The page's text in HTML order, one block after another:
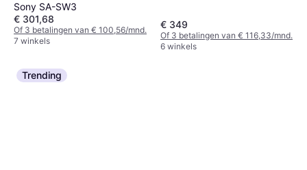
Sony SA-SW3
€ 301,68
Of 3 betalingen van € 100,56/mnd.
7 winkels
€ 349
Of 3 betalingen van € 116,33/mnd.
6 winkels
Trending